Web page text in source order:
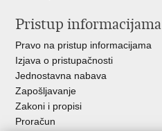
Pristup informacijama
Pravo na pristup informacijama
Izjava o pristupačnosti
Jednostavna nabava
Zapošljavanje
Zakoni i propisi
Proračun